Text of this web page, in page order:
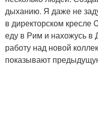
дыханию. Я даже не
в директорском кресле
еду в Рим и нахожусь
работу над новой
показывают